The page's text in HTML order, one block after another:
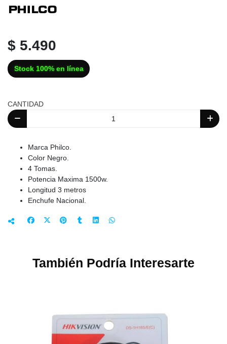
$ 5.490
Stock 100% en línea
CANTIDAD
Marca Philco.
Color Negro.
4 Tomas.
Potencia Maxima 1500w.
Longitud 3 metros
Enchufe Nacional.
También Podría Interesarte